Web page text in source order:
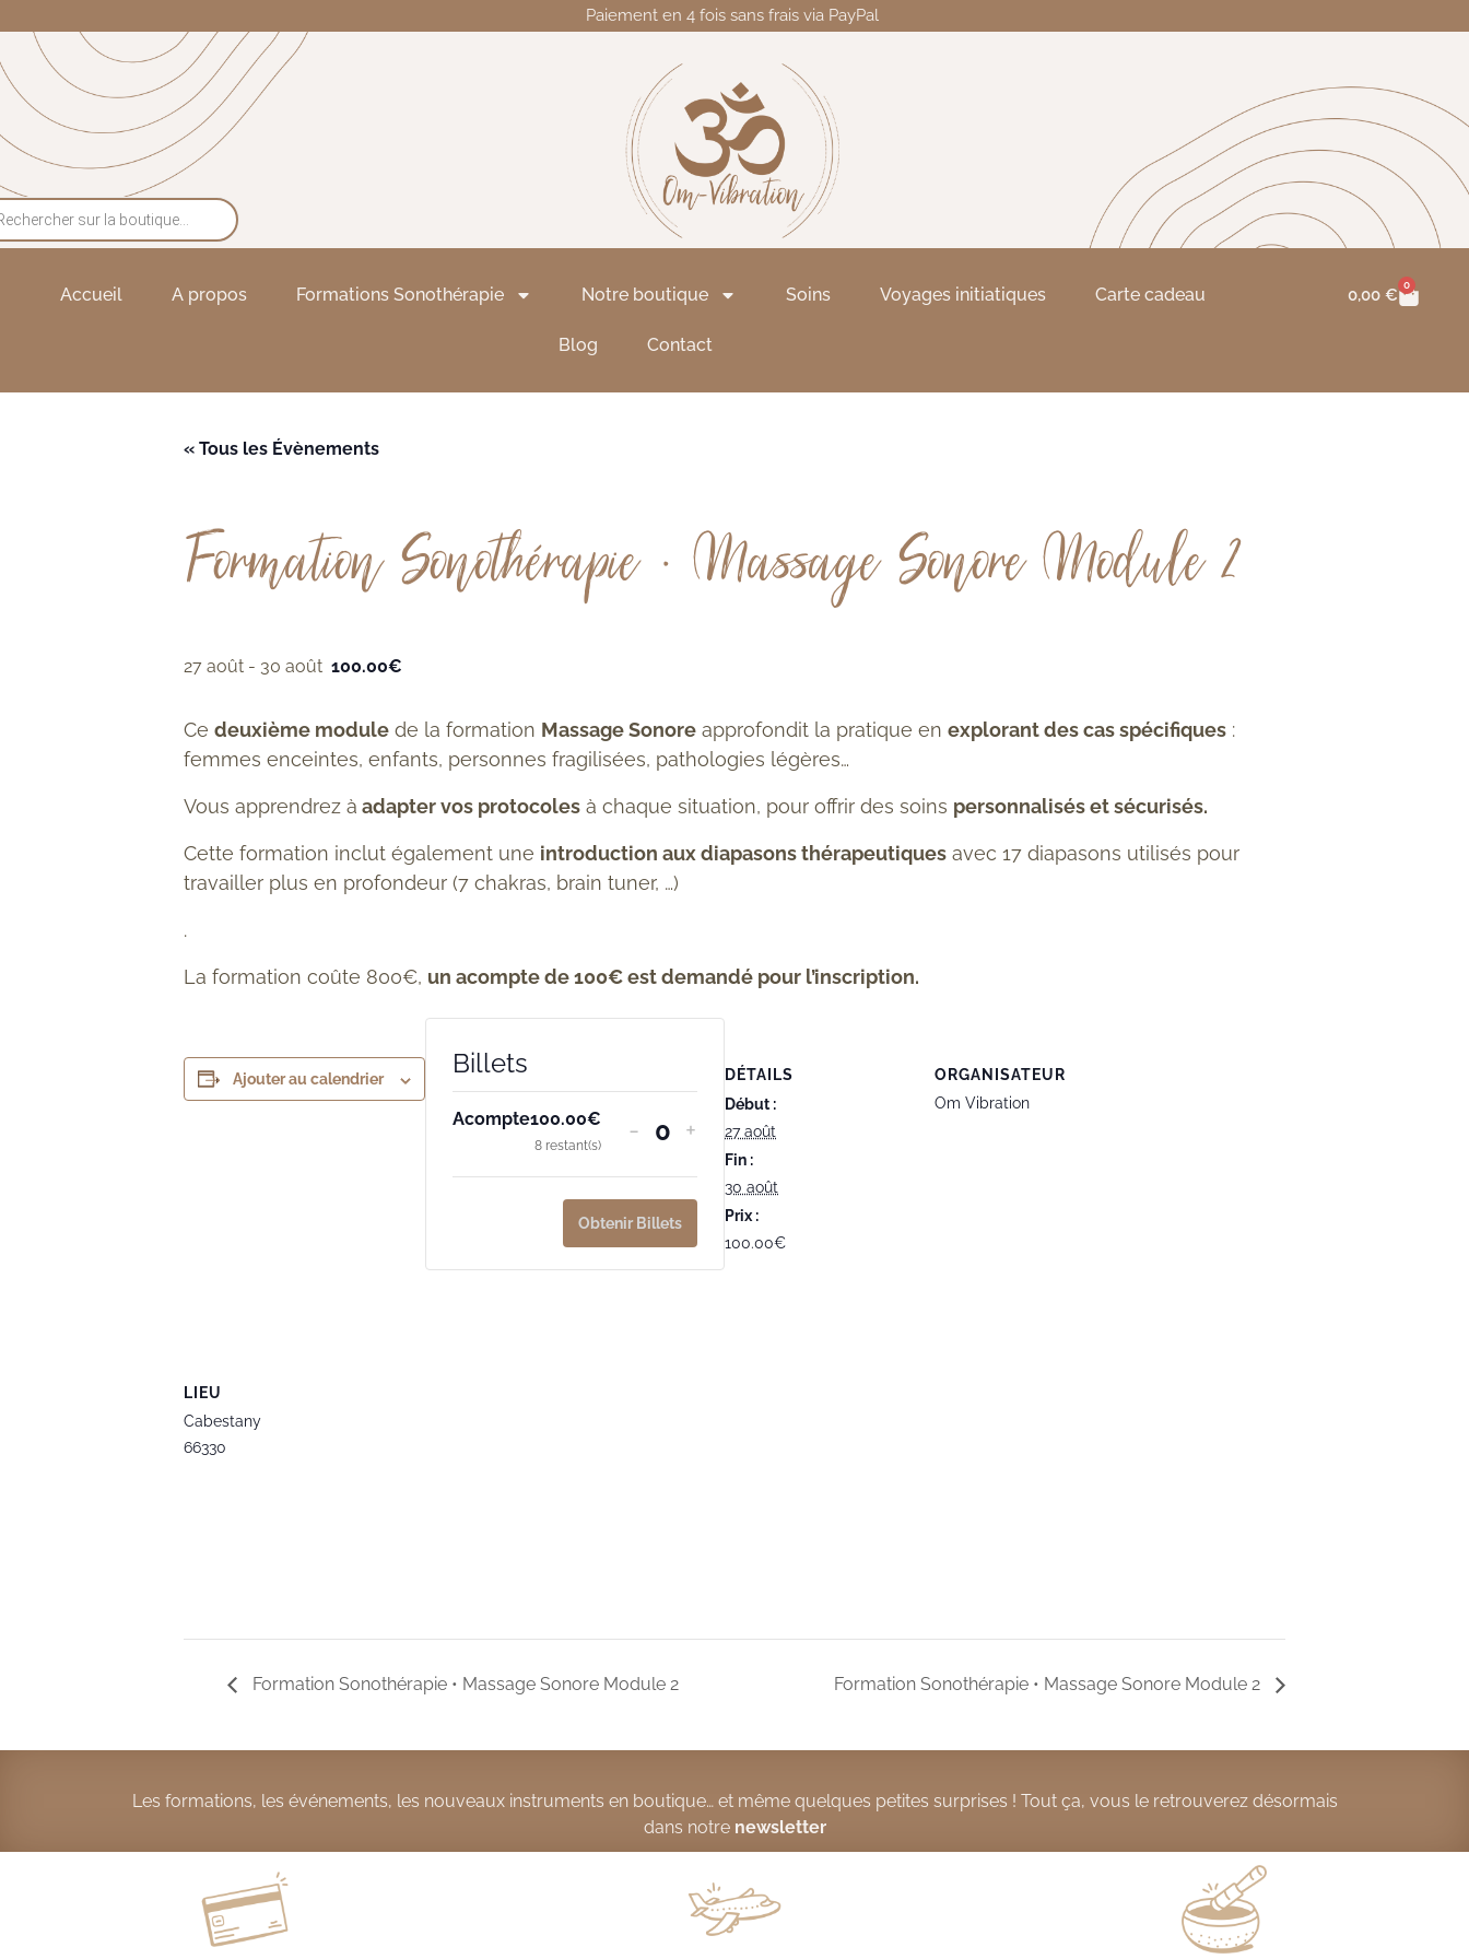
Paiement en 4 fois sans frais via PayPal
Accueil A propos Formations Sonothérapie Notre boutique Soins Voyages initiatiques Carte cadeau
Blog Contact
0,00 € 0
« Tous les Évènements
Formation Sonothérapie • Massage Sonore Module 2
27 août - 30 août 100.00€
Ce deuxième module de la formation Massage Sonore approfondit la pratique en explorant descas spécifiques :
femmes enceintes, enfants, personnes fragilisées, pathologies légères…
Vous apprendrez à adapter vos protocoles à chaque situation, pour offrir des soins personnalisés etsécurisés.
Cette formation inclut également une introduction aux diapasons thérapeutiques avec 17 diapasons utilisés pour
travailler plus en profondeur (7 chakras, brain tuner, …)
.
La formation coûte 800€, un acompte de 100€ est demandé pour l’inscription.
Ajouter au calendrier
DÉTAILS
Début :
27 août
Fin :
30 août
Prix :
100.00€
ORGANISATEUR
Om Vibration
LIEU
Cabestany
66330
Billets
Acompte100.00€
8 restant(s)
- Quantité
+
Obtenir Billets
Formation Sonothérapie • Massage Sonore Module 2 Formation Sonothérapie • Massage Sonore Module 2
Les formations, les événements, les nouveaux instruments en boutique… et même quelques petites surprises ! Tout ça, vous le retrouverez désormais
dans notre newsletter